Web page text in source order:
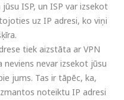
ISP, un ISP var izsekot
uz IP adresi, ko viņi
tiek aizstāta ar VPN
neviens nevar izsekot jūsu
jums. Tas ir tāpēc, ka,
noteiktu IP adresi